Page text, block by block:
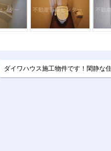
ダイワハウス施工物件です！閑静な